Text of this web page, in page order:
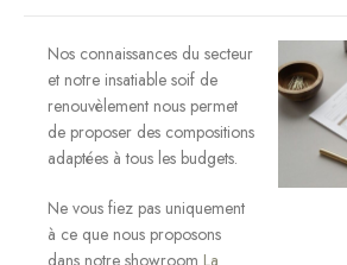
Nos connaissances du secteur
et notre insatiable soif de
renouvèlement nous permet
de proposer des compositions
adaptées à tous les budgets.
Ne vous fiez pas uniquement
à ce que nous proposons
dans notre showroom La